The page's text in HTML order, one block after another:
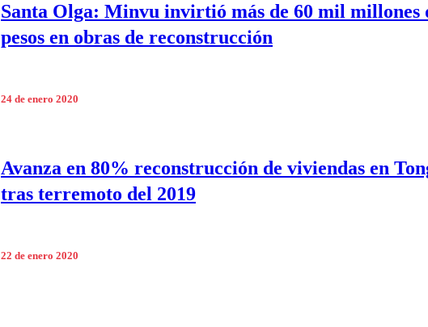
Santa Olga: Minvu invirtió más de 60 mil millones
pesos en obras de reconstrucción
24 de enero 2020
Avanza en 80% reconstrucción de viviendas en
tras terremoto del 2019
22 de enero 2020